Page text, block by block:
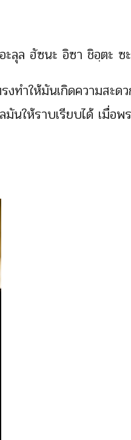
ลุล ฮัซนะ อิซา ชิอฺตะ ซ
ทำให้มันเกิดความสะด
นให้ราบเรียบได้ เมื่อพ